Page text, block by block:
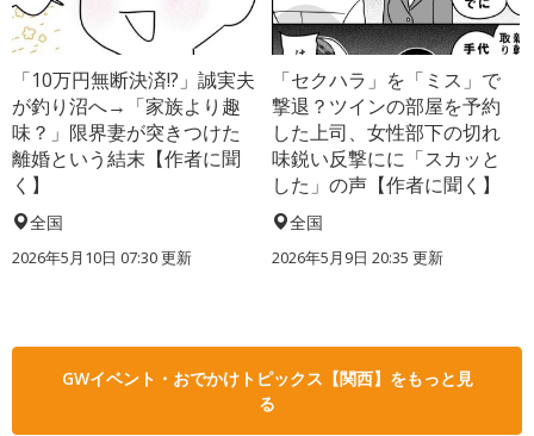
「10万円無断決済!?」誠実夫
が釣り沼へ→「家族より趣
味？」限界妻が突きつけた
離婚という結末【作者に聞
く】
全国
2026年5月10日 07:30 更新
「セクハラ」を「ミス」で
撃退？ツインの部屋を予約
した上司、女性部下の切れ
味鋭い反撃にに「スカッと
した」の声【作者に聞く】
全国
2026年5月9日 20:35 更新
GWイベント・おでかけトピックス【関西】をもっと見
る